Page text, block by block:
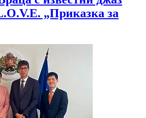
„Приказка за